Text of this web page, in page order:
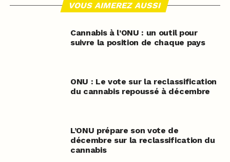
VOUS AIMEREZ AUSSI
Cannabis à l’ONU : un outil pour
suivre la position de chaque pays
ONU : Le vote sur la reclassification
du cannabis repoussé à décembre
L’ONU prépare son vote de
décembre sur la reclassification du
cannabis